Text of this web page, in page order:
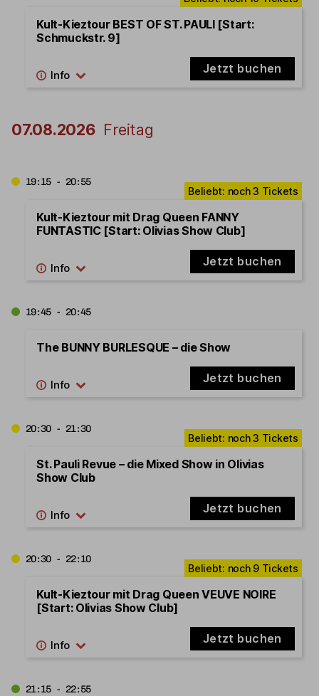
Kult-Kieztour BEST OF ST. PAULI [Start:
Schmuckstr. 9]
Jetzt buchen
07.08.2026 Freitag
19:15 - 20:55
Kult-Kieztour mit Drag Queen FANNY
FUNTASTIC [Start: Olivias Show Club]
Jetzt buchen
19:45 - 20:45
The BUNNY BURLESQUE – die Show
Jetzt buchen
20:30 - 21:30
St. Pauli Revue – die Mixed Show in Olivias
Show Club
Jetzt buchen
20:30 - 22:10
Kult-Kieztour mit Drag Queen VEUVE NOIRE
[Start: Olivias Show Club]
Jetzt buchen
21:15 - 22:55